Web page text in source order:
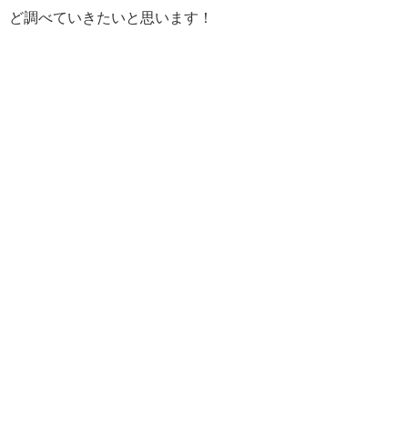
ど調べていきたいと思います！